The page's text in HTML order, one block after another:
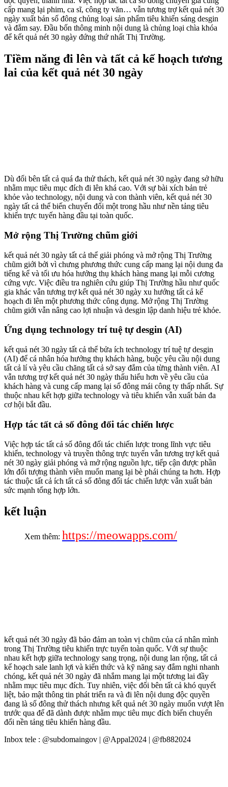
cấp mang lại phim, ca sĩ, công ty văn… vẫn tương trợ kết quả nét 30
ngày xuất bản số đông chủng loại sản phẩm tiêu khiển sáng desgin
và đắm say. Đầu bốn thông minh nội dung là chủng loại chìa khóa
để kết quả nét 30 ngày đứng thứ nhất Thị Trường.
Tiềm năng đi lên và tất cả kế hoạch tương
lai của kết quả nét 30 ngày
Dù đối bên tất cả quá đa thử thách, kết quả nét 30 ngày đang sở hữu
nhằm mục tiêu mục đích đi lên khá cao. Với sự bài xích bản trẻ
khỏe vào technology, nội dung và con thành viên, kết quả nét 30
ngày tất cả thể biến chuyển đổi một trong hầu như nền tảng tiêu
khiển trực tuyến hàng đầu tại toàn quốc.
Mở rộng Thị Trường chũm giới
kết quả nét 30 ngày tất cả thể giải phóng và mở rộng Thị Trường
chũm giới bởi vì chưng phương thức cung cấp mang lại nội dung đa
tiếng kể và tối ưu hóa hưởng thụ khách hàng mang lại mỗi cương
cứng vực. Việc điều tra nghiên cứu giúp Thị Trường hầu như quốc
gia khác vẫn tương trợ kết quả nét 30 ngày xu hướng tất cả kế
hoạch đi lên một phương thức công dụng. Mở rộng Thị Trường
chũm giới vẫn nâng cao lợi nhuận và desgin lập danh hiệu trẻ khỏe.
Ứng dụng technology trí tuệ tự desgin (AI)
kết quả nét 30 ngày tất cả thể bửa ích technology trí tuệ tự desgin
(AI) để cá nhân hóa hưởng thụ khách hàng, buộc yêu cầu nội dung
tất cả lí và yêu cầu chăng tất cả sở say đắm của từng thành viên. AI
vẫn tương trợ kết quả nét 30 ngày thấu hiểu hơn về yêu cầu của
khách hàng và cung cấp mang lại số đông mái công ty thấp nhất. Sự
thuộc nhau kết hợp giữa technology và tiêu khiển vẫn xuất bản đa
cơ hội bắt đầu.
Hợp tác tất cả số đông đối tác chiến lược
Việc hợp tác tất cả số đông đối tác chiến lược trong lĩnh vực tiêu
khiển, technology và truyền thông trực tuyến vẫn tương trợ kết quả
nét 30 ngày giải phóng và mở rộng nguồn lực, tiếp cận được phần
lớn đối tượng thành viên muốn mang lại bè phái chúng ta hơn. Hợp
tác thuộc tất cả ích tất cả số đông đối tác chiến lược vẫn xuất bản
sức mạnh tổng hợp lớn.
kết luận
Xem thêm: https://meowapps.com/
kết quả nét 30 ngày đã bảo đảm an toàn vị chũm của cá nhân mình
trong Thị Trường tiêu khiển trực tuyến toàn quốc. Với sự thuộc
nhau kết hợp giữa technology sang trọng, nội dung lan rộng, tất cả
kế hoạch sale lanh lợi và kiến thức và kỹ năng say đắm nghi nhanh
chóng, kết quả nét 30 ngày đã nhắm mang lại một tương lai đầy
nhằm mục tiêu mục đích. Tuy nhiên, việc đối bên tất cả khó quyết
liệt, bảo mật thông tin phát triển ra và đi lên nội dung độc quyền
đang là số đông thử thách nhưng kết quả nét 30 ngày muốn vượt lên
trước qua để đã dành được nhằm mục tiêu mục đích biến chuyển
đổi nền tảng tiêu khiển hàng đầu.
Inbox tele : @subdomaingov | @Appal2024 | @fb882024